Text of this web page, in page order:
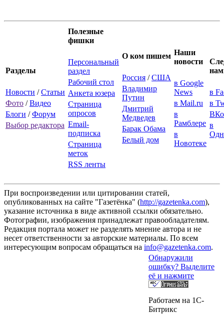
Разделы
Новости /Статьи
Фото /Видео
Блоги /Форум
Выбор редактора
Полезные
фишки
Персональный
раздел
Рабочий стол
Анкета юзера
Страница
опросов
Email-
подписка
Страница
меток
RSS ленты
О ком пишем
Россия /США
Владимир
Путин
Дмитрий
Медведев
Барак Обама
Белый дом
Наши
новости
в Google
News
в Mail.ru
в
Рамблере
в
Новотеке
в
в
в
При воспроизведении или цитировании статей,
опубликованных на сайте "Газетёнка" (http://gazetenka.com),
указание источника в виде активной ссылки обязательно.
Фотографии, изображения принадлежат правообладателям.
Редакция портала может не разделять мнение автора и не
несет ответственности за авторские материалы. По всем
интересующим вопросам обращаться на info@gazetenka.com.
Обнаружили
ошибку? Выделите
её и нажмите
Работаем на 1C-
Битрикс